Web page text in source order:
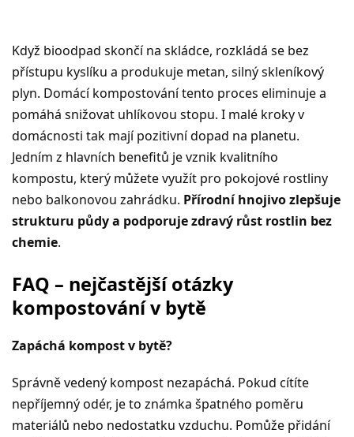
Když bioodpad skončí na skládce, rozkládá se bez
přístupu kyslíku a produkuje metan, silný skleníkový
plyn. Domácí kompostování tento proces eliminuje a
pomáhá snižovat uhlíkovou stopu. I malé kroky v
domácnosti tak mají pozitivní dopad na planetu.
Jedním z hlavních benefitů je vznik kvalitního
kompostu, který můžete využít pro pokojové rostliny
nebo balkonovou zahrádku. Přírodní hnojivo zlepšuje
strukturu půdy a podporuje zdravý růst rostlin bez
chemie.
FAQ – nejčastější otázky
kompostování v bytě
Zapáchá kompost v bytě?
Správně vedený kompost nezapáchá. Pokud cítíte
nepříjemný odér, je to známka špatného poměru
materiálů nebo nedostatku vzduchu. Pomůže přidání